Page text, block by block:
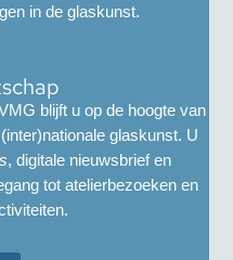
in de glaskunst.
blijft u op de hoogte van
glaskunst. U
, digitale nieuwsbrief en
tot atelierbezoeken en